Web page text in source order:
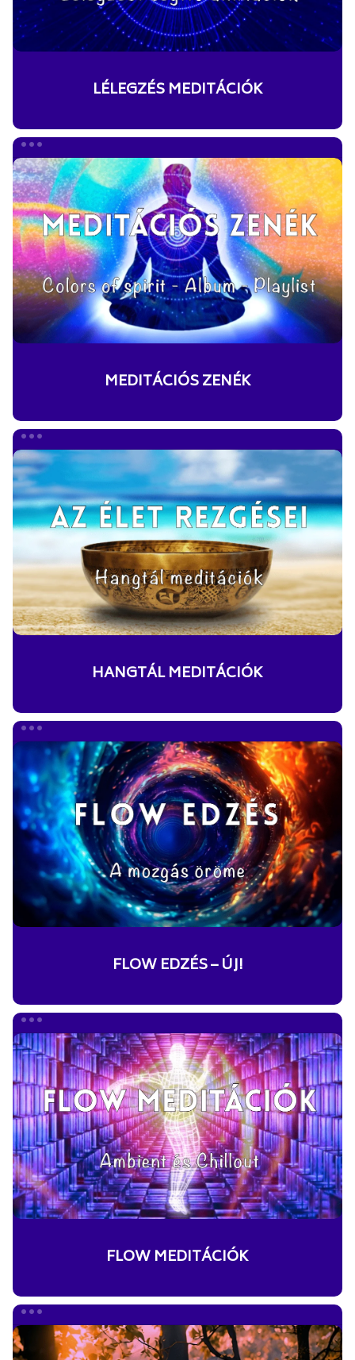
LÉLEGZÉS MEDITÁCIÓK
ZENÉK
MEDITÁCIÓS ZENÉK
MEDITÁCIÓK
HANGTÁL MEDITÁCIÓK
EDZÉS
–
ÚJ!
FLOW EDZÉS – ÚJ!
MEDITÁCIÓK
FLOW MEDITÁCIÓK
MEDITÁCIÓK